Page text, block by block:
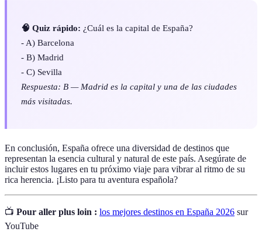
🧠 Quiz rápido: ¿Cuál es la capital de España?
- A) Barcelona
- B) Madrid
- C) Sevilla
Respuesta: B — Madrid es la capital y una de las ciudades
más visitadas.
En conclusión, España ofrece una diversidad de destinos que
representan la esencia cultural y natural de este país. Asegúrate de
incluir estos lugares en tu próximo viaje para vibrar al ritmo de su
rica herencia. ¡Listo para tu aventura española?
📺 Pour aller plus loin : los mejores destinos en España 2026 sur
YouTube